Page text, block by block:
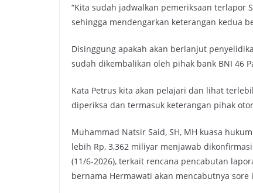
“Kita sudah jadwalkan pemeriksaan terlapor
sehingga mendengarkan keterangan kedua
Disinggung apakah akan berlanjut
sudah dikembalikan oleh pihak bank BNI 46
Kata Petrus kita akan pelajari dan lihat
diperiksa dan termasuk keterangan pihak
Muhammad Natsir Said, SH, MH kuasa
lebih Rp, 3,362 miliyar menjawab
(11/6-2026), terkait rencana pencabutan
bernama Hermawati akan mencabutnya sore